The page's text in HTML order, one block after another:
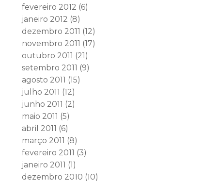
fevereiro 2012 (6)
janeiro 2012 (8)
dezembro 2011 (12)
novembro 2011 (17)
outubro 2011 (21)
setembro 2011 (9)
agosto 2011 (15)
julho 2011 (12)
junho 2011 (2)
maio 2011 (5)
abril 2011 (6)
março 2011 (8)
fevereiro 2011 (3)
janeiro 2011 (1)
dezembro 2010 (10)